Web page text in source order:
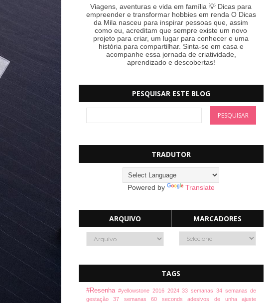
Viagens, aventuras e vida em família 💡 Dicas para
empreender e transformar hobbies em renda O Dicas
da Mila nasceu para inspirar pessoas que, assim
como eu, acreditam que sempre existe um novo
projeto para criar, um lugar para conhecer e uma
história para compartilhar. Sinta-se em casa e
acompanhe essa jornada de criatividade,
aprendizado e descobertas!
PESQUISAR ESTE BLOG
TRADUTOR
Powered by Translate
ARQUIVO MARCADORES
TAGS
#Resenha#yellowstone 2016 202433 semanas 34 semanas de
gestação37 semanas60 secondsadesivos de unhaajuste